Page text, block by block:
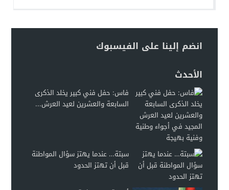
انضم إلينا على الفيسبوك
الأحدث
فاس: حفل فني كبير يخلد الذكرى
السابعة والعشرين لعيد العرش...
سبتة… عندما يهتز سؤال المواطنة
قبل أن تهتز الحدود